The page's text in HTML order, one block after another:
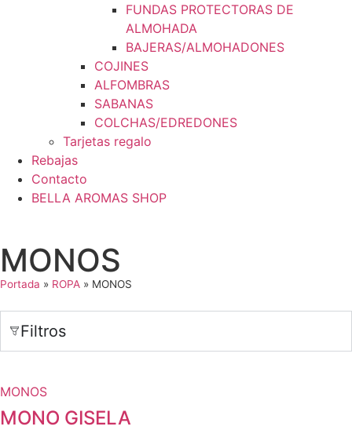
FUNDAS PROTECTORAS DE
ALMOHADA
BAJERAS/ALMOHADONES
COJINES
ALFOMBRAS
SABANAS
COLCHAS/EDREDONES
Tarjetas regalo
Rebajas
Contacto
BELLA AROMAS SHOP
MONOS
Portada » ROPA » MONOS
Filtros
MONOS
MONO GISELA